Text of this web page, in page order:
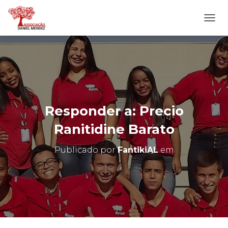
L
T
E
R
N
A
N
A
E
G
O
Responder a: Precio
Ranitidine Barato
Publicado porFantikiALem